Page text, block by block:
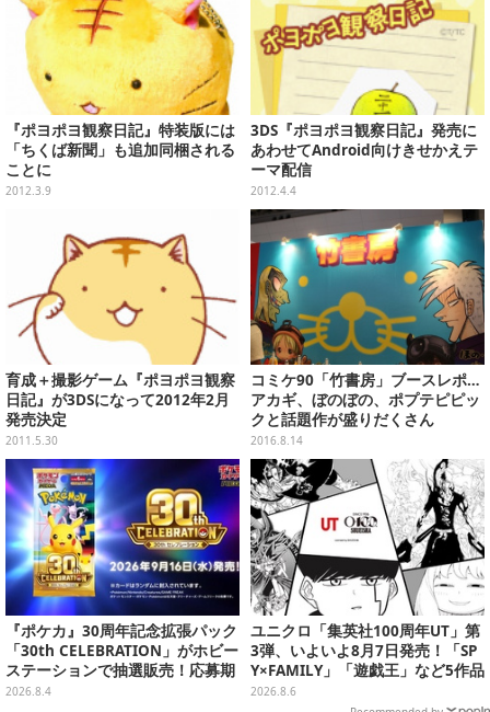
『ポヨポヨ観察日記』特装版には
「ちくば新聞」も追加同梱される
ことに
2012.3.9
3DS『ポヨポヨ観察日記』発売に
あわせてAndroid向けきせかえテ
ーマ配信
2012.4.4
育成＋撮影ゲーム『ポヨポヨ観察
日記』が3DSになって2012年2月
発売決定
2011.5.30
コミケ90「竹書房」ブースレポ…
アカギ、ぼのぼの、ポプテピピッ
クと話題作が盛りだくさん
2016.8.14
『ポケカ』30周年記念拡張パック
「30th CELEBRATION」がホビー
ステーションで抽選販売！応募期
間は8月6日23時59分まで
2026.8.4
ユニクロ「集英社100周年UT」第
3弾、いよいよ8月7日発売！「SP
Y×FAMILY」「遊戯王」など5作品
をデザイン
2026.8.6